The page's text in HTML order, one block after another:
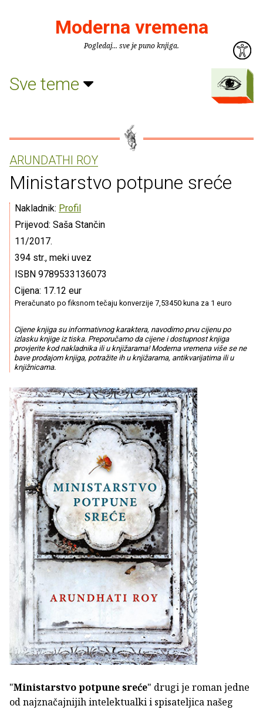
Moderna vremena
Pogledaj... sve je puno knjiga.
Sve teme
ARUNDATHI ROY
Ministarstvo potpune sreće
Nakladnik: Profil
Prijevod: Saša Stančin
11/2017.
394 str., meki uvez
ISBN 9789533136073
Cijena: 17.12 eur
Preračunato po fiksnom tečaju konverzije 7,53450 kuna za 1 euro
Cijene knjiga su informativnog karaktera, navodimo prvu cijenu po
izlasku knjige iz tiska. Preporučamo da cijene i dostupnost knjiga
provjerite kod nakladnika ili u knjižarama! Moderna vremena više se ne
bave prodajom knjiga, potražite ih u knjižarama, antikvarijatima ili u
knjižnicama.
"Ministarstvo potpune sreće" drugi je roman jedne
od najznačajnijih intelektualki i spisateljica našeg